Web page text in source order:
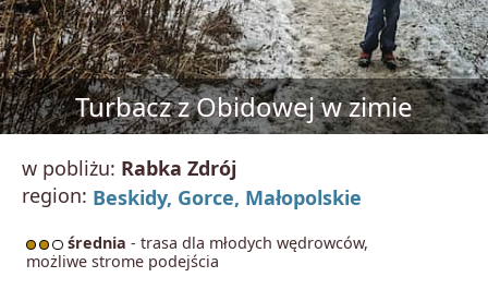
Turbacz z Obidowej w zimie
w pobliżu: Rabka Zdrój
region: Beskidy, Gorce, Małopolskie
średnia - trasa dla młodych wędrowców,
możliwe strome podejścia